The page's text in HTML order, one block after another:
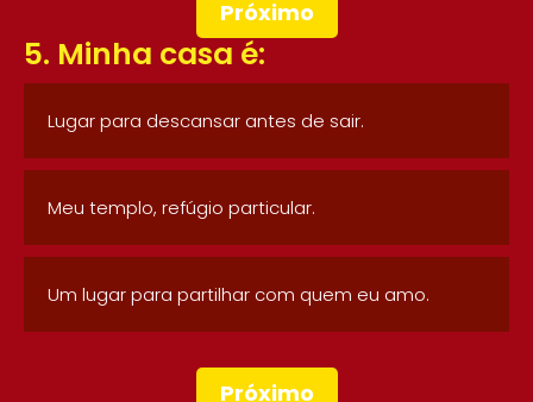
Próximo
5. Minha casa é:
Lugar para descansar antes de sair.
Meu templo, refúgio particular.
Um lugar para partilhar com quem eu amo.
Próximo